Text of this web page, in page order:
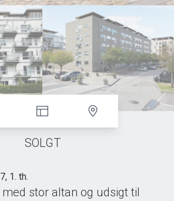
SOLGT
1. th.
stor altan og udsigt til